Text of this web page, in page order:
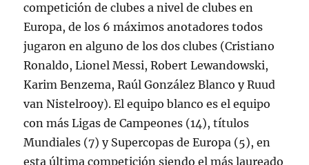
competición de clubes a nivel de clubes en
Europa, de los 6 máximos anotadores todos
jugaron en alguno de los dos clubes (Cristiano
Ronaldo, Lionel Messi, Robert Lewandowski,
Karim Benzema, Raúl González Blanco y Ruud
van Nistelrooy). El equipo blanco es el equipo
con más Ligas de Campeones (14), títulos
Mundiales (7) y Supercopas de Europa (5), en
esta última competición siendo el más laureado